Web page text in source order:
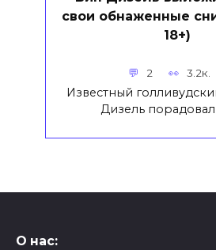
свои обнаженные
18+)
2 3.2к.
Известный
Дизель
О нас: